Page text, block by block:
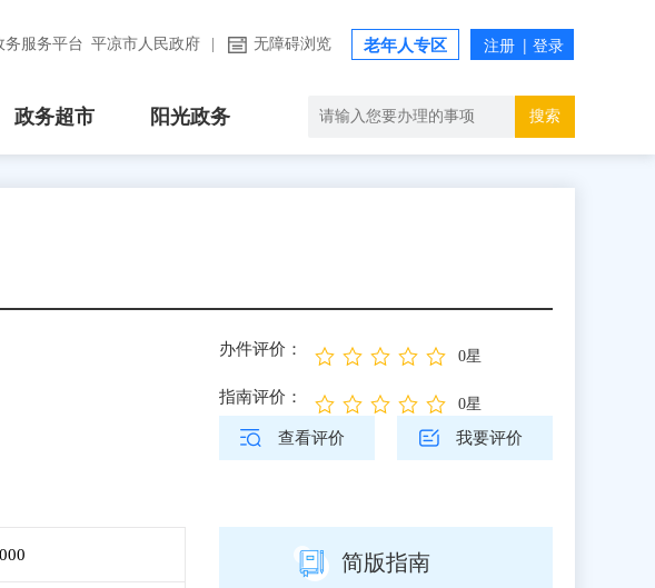
务服务平台 平凉市人民政府 无障碍浏览 老年人专区
政务超市 阳光政务 搜索
办件评价： 0星
指南评价： 0星
查看评价 我要评价
简版指南